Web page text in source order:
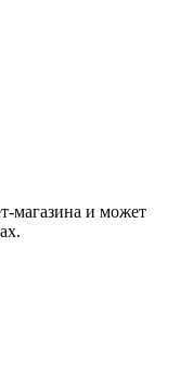
магазина и может